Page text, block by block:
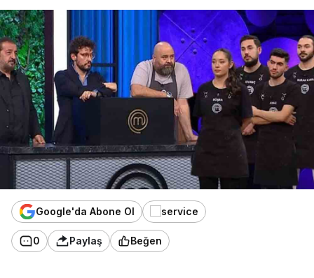
Google'da Abone Ol
0 Paylaş Beğen